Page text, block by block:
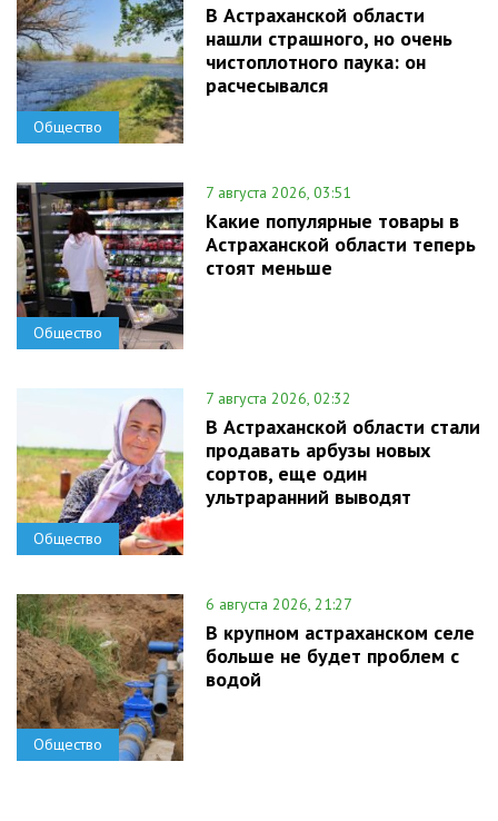
Общество
В Астраханской области
нашли страшного, но очень
чистоплотного паука: он
расчесывался
Общество
7 августа 2026, 03:51
Какие популярные товары в
Астраханской области теперь
стоят меньше
Общество
7 августа 2026, 02:32
В Астраханской области стали
продавать арбузы новых
сортов, еще один
ультраранний выводят
Общество
6 августа 2026, 21:27
В крупном астраханском селе
больше не будет проблем с
водой